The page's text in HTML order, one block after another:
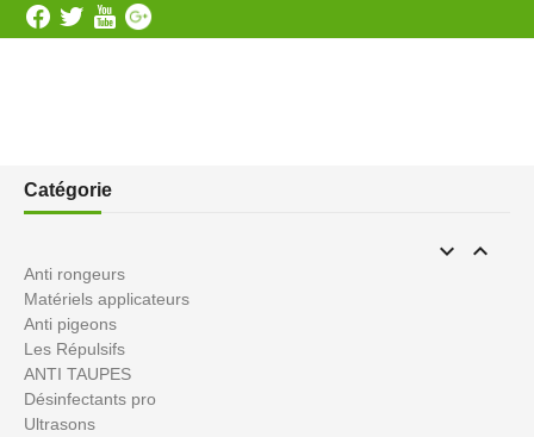
Catégorie
 
Anti rongeurs
Matériels applicateurs
Anti pigeons
Les Répulsifs
ANTI TAUPES
Désinfectants pro
Ultrasons